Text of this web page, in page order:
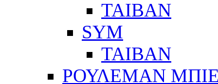
ΤΑΙΒΑΝ
SYM
ΤΑΙΒΑΝ
ΡΟΥΛΕΜΑΝ